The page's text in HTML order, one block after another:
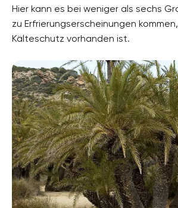
Hier kann es bei weniger als sechs
zu Erfrierungserscheinungen
Kälteschutz vorhanden ist.